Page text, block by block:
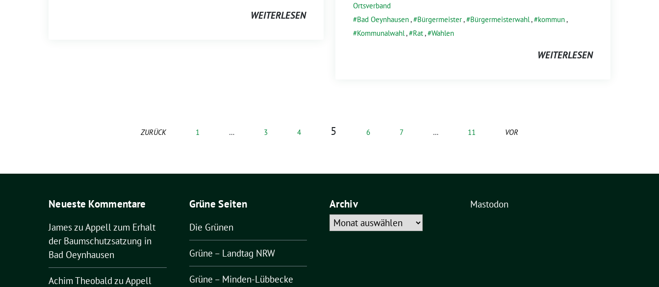
Ortsverband
Bad Oeynhausen, Bürgermeister, Bürgermeisterwahl , kommun,
Kommunalwahl , Rat, Wahlen
WEITERLESEN
WEITERLESEN
ZURÜCK 1 … 3 4 5 6 7 … 11 VOR
Neueste Kommentare
James zu Appell zum Erhalt
der Baumschutzsatzung in
Bad Oeynhausen
Achim Theobald zu Appell
Grüne Seiten
Die Grünen
Grüne – Landtag NRW
Grüne – Minden-Lübbecke
Archiv
Archiv
Mastodon